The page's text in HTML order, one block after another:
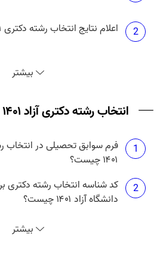
2 اعلام نتایج انتخاب رشته دکتری ۱۴۰۱ چه موقع است؟
بیشتر
انتخاب رشته دکتری آزاد ۱۴۰۱
1
فرم سوابق تحصیلی در انتخاب
۱۴۰۱ چیست؟
2
کد شناسه انتخاب رشته دکتری
دانشگاه آزاد ۱۴۰۱ چیست؟
انتخاب رشته دکتری آزاد ۱۴۰۱ چه زمانی است؟بیشتر